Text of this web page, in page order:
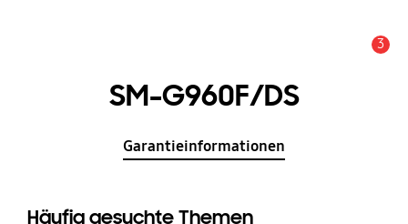
3
SM-G960F/DS
Garantieinformationen
Häufig gesuchte Themen